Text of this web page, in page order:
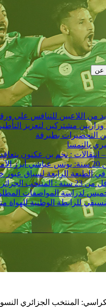
عن
من اللاعبين للتنافس على
وزاريين مشتركين لتعزيز
من التحضيرات بطبرقة
بالنمسا
– انتقالات : نجم بن عكنون
الخميس لدراسة المواصفات
المنتخب الجزائري